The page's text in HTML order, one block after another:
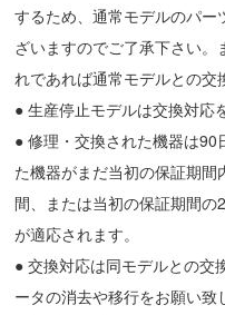
するため、通常モデルのパ
ざいますのでご了承下さい
れであれば通常モデルとの交
● 生産停止モデルは交換対応
● 修理・交換された機器は
た機器がまだ当初の保証期
間、または当初の保証期間
が適応されます。
● 交換対応は同モデルとの交
ータの消去や移行をお願い